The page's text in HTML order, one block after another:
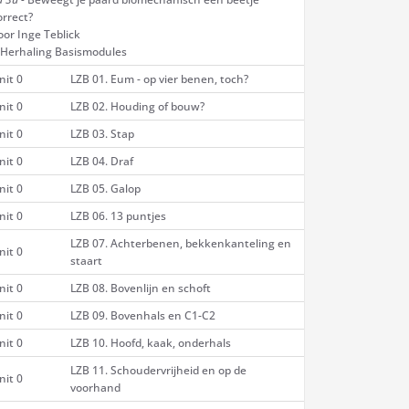
Inge Teblick
Basismodules
0
LZB 01. Eum - op vier benen, toch?
0
LZB 02. Houding of bouw?
0
LZB 03. Stap
0
LZB 04. Draf
0
LZB 05. Galop
0
LZB 06. 13 puntjes
0
LZB 07. Achterbenen, bekkenkanteling en
staart
0
LZB 08. Bovenlijn en schoft
0
LZB 09. Bovenhals en C1-C2
0
LZB 10. Hoofd, kaak, onderhals
0
LZB 11. Schoudervrijheid en op de
voorhand